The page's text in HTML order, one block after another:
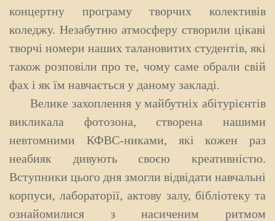
концертну програму творчих колективів
коледжу. Незабутню атмосферу створили цікаві
творчі номери наших талановитих студентів, які
також розповіли про те, чому саме обрали свій
фах і як їм навчається у даному закладі.
Велике захоплення у майбутніх абітурієнтів
викликала фотозона, створена нашими
невтомними КФВС-никами, які кожен раз
неабияк дивують своєю креативністю.
Вступники цього дня змогли відвідати навчальні
корпуси, лабораторії, актову залу, бібліотеку та
ознайомилися з насиченим ритмом